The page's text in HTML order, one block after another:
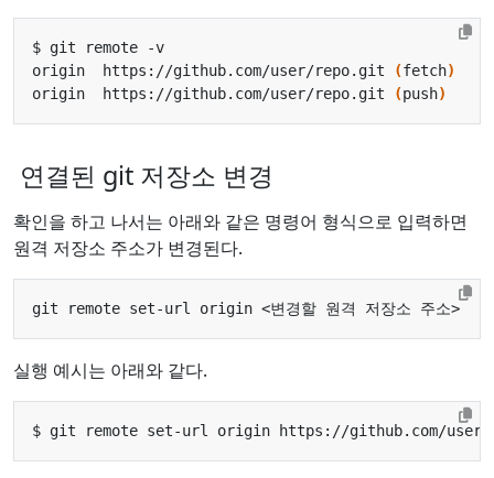
origin  https://github.com/user/repo.git
(fetch)
origin  https://github.com/user/repo.git
(push)
연결된 git 저장소 변경
확인을 하고 나서는 아래와 같은 명령어 형식으로 입력하면
원격 저장소 주소가 변경된다.
실행 예시는 아래와 같다.